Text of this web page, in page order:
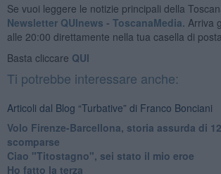
Se vuoi leggere le notizie principali della
Newsletter QUInews - ToscanaMedia. Arriva
alle 20:00 direttamente nella tua casella di posta.
Basta cliccare QUI
Ti potrebbe interessare anche:
Articoli dal Blog “Turbative” di Franco Bonciani
Volo Firenze-Barcellona, storia assurda di
scomparse
Ciao "Titostagno", sei stato il mio eroe
Ho fatto la terza